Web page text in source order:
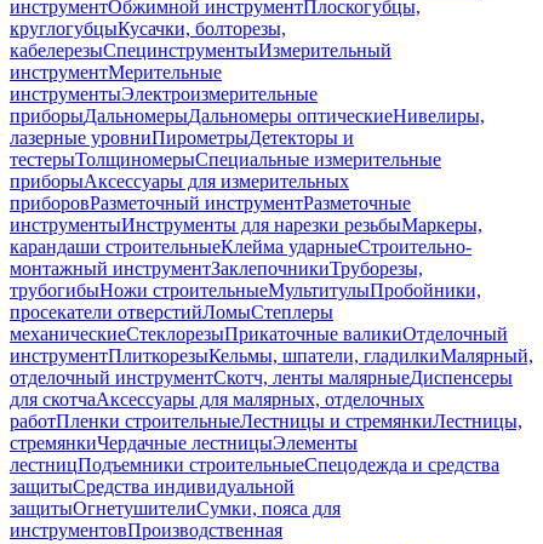
инструментОбжимной инструментПлоскогубцы,
круглогубцыКусачки, болторезы,
кабелерезыСпецинструментыИзмерительный
инструментМерительные
инструментыЭлектроизмерительные
приборыДальномерыДальномеры оптическиеНивелиры,
лазерные уровниПирометрыДетекторы и
тестерыТолщиномерыСпециальные измерительные
приборыАксессуары для измерительных
приборовРазметочный инструментРазметочные
инструментыИнструменты для нарезки резьбыМаркеры,
карандаши строительныеКлейма ударныеСтроительно-
монтажный инструментЗаклепочникиТруборезы,
трубогибыНожи строительныеМультитулыПробойники,
просекатели отверстийЛомыСтеплеры
механическиеСтеклорезыПрикаточные валикиОтделочный
инструментПлиткорезыКельмы, шпатели, гладилкиМалярный,
отделочный инструментСкотч, ленты малярныеДиспенсеры
для скотчаАксессуары для малярных, отделочных
работПленки строительныеЛестницы и стремянкиЛестницы,
стремянкиЧердачные лестницыЭлементы
лестницПодъемники строительныеСпецодежда и средства
защитыСредства индивидуальной
защитыОгнетушителиСумки, пояса для
инструментовПроизводственная